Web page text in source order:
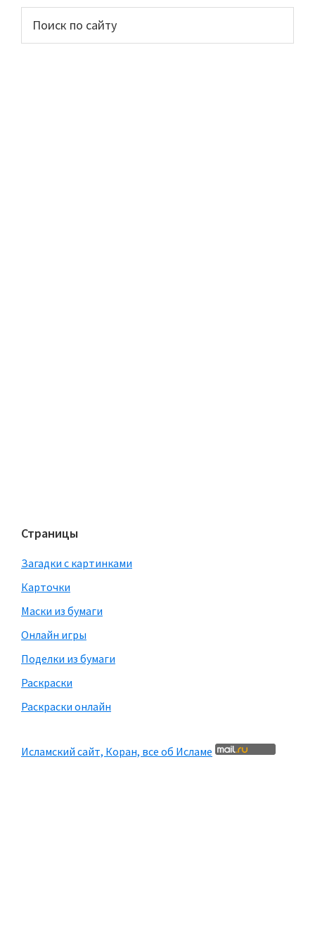
Основной
сайдбар
Страницы
Загадки с картинками
Карточки
Маски из бумаги
Онлайн игры
Поделки из бумаги
Раскраски
Раскраски онлайн
Исламский сайт, Коран, все об Исламе